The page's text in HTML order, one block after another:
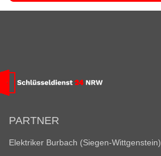
PARTNER
Elektriker Burbach (Siegen-Wittgenstein)